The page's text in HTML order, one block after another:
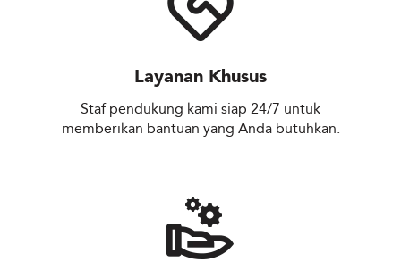
Layanan Khusus
Staf pendukung kami siap 24/7 untuk
memberikan bantuan yang Anda butuhkan.